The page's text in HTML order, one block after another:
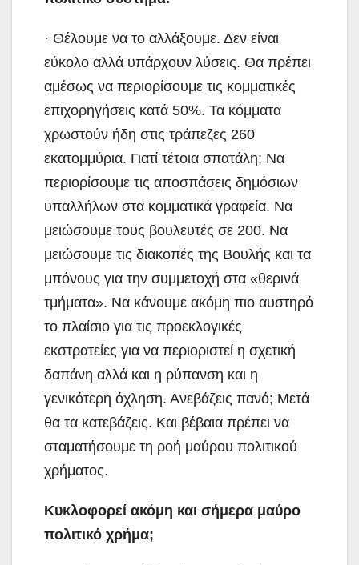
· Θέλουμε να το αλλάξουμε. Δεν είναι
εύκολο αλλά υπάρχουν λύσεις. Θα πρέπει
αμέσως να περιορίσουμε τις κομματικές
επιχορηγήσεις κατά 50%. Τα κόμματα
χρωστούν ήδη στις τράπεζες 260
εκατομμύρια. Γιατί τέτοια σπατάλη; Να
περιορίσουμε τις αποσπάσεις δημόσιων
υπαλλήλων στα κομματικά γραφεία. Να
μειώσουμε τους βουλευτές σε 200. Να
μειώσουμε τις διακοπές της Βουλής και τα
μπόνους για την συμμετοχή στα «θερινά
τμήματα». Να κάνουμε ακόμη πιο αυστηρό
το πλαίσιο για τις προεκλογικές
εκστρατείες για να περιοριστεί η σχετική
δαπάνη αλλά και η ρύπανση και η
γενικότερη όχληση. Ανεβάζεις πανό; Μετά
θα τα κατεβάζεις. Και βέβαια πρέπει να
σταματήσουμε τη ροή μαύρου πολιτικού
χρήματος.
Κυκλοφορεί ακόμη και σήμερα μαύρο
πολιτικό χρήμα;